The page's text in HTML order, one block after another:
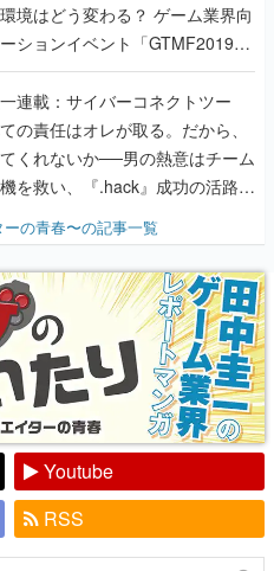
境はどう変わる？ ゲーム業界向
ションイベント「GTMF2019」
より理解を深めよう【PR】
一連載：サイバーコネクトツー
の責任はオレが取る。だから、
くれないか──男の熱意はチーム
を救い、『.hack』成功の活路を
界の快男児・松山 洋に流れる血は
ンプ』色だった【若ゲのいた
の青春〜の記事一覧
Youtube
RSS